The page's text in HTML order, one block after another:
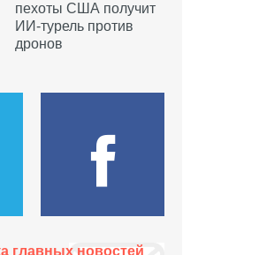
пехоты США получит
ИИ-турель против
дронов
главных новостей